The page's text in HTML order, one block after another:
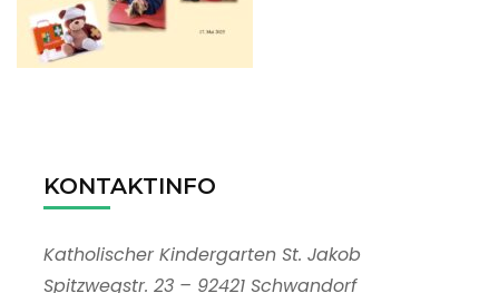
KONTAKTINFO
Katholischer Kindergarten St. Jakob
Spitzwegstr. 23 – 92421 Schwandorf